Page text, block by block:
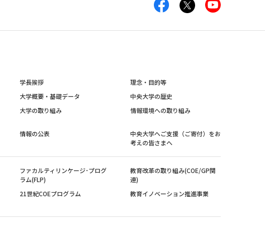
学長挨拶
理念・目的等
大学概要・基礎データ
中央大学の歴史
大学の取り組み 情報環境への取り組み
情報の公表
中央大学へご支援（ご寄付）をお
考えの皆さまへ
ファカルティリンケージ･プログ
ラム(FLP)
教育改革の取り組み(COE/GP関
連)
21世紀COEプログラム 教育イノベーション推進事業